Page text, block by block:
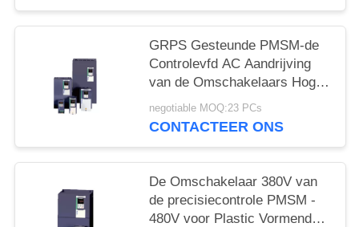
GRPS Gesteunde PMSM-de
Controlevfd AC Aandrijving
van de Omschakelaars Hoge
Precisie
negotiable MOQ:23 PCs
CONTACTEER ONS
De Omschakelaar 380V van
de precisiecontrole PMSM -
480V voor Plastic Vormende